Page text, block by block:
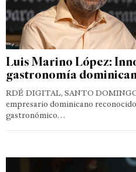
Luis Marino López:
gastronomía
RDÉ DIGITAL, SANTO
empresario dominicano
gastronómico…